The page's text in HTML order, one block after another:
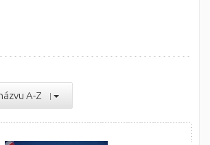
A-Z